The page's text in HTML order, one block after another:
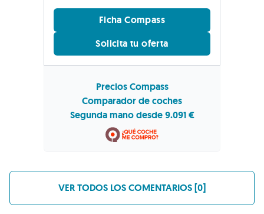
Ficha Compass
Solicita tu oferta
Precios Compass
Comparador de coches
Segunda mano desde 9.091 €
VER TODOS LOS COMENTARIOS [0]